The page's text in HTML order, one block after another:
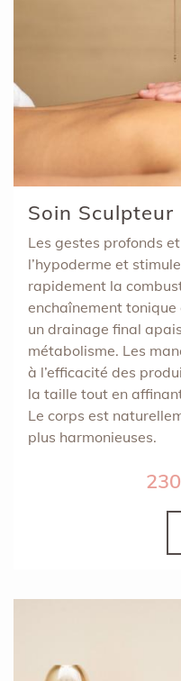
Soin
Les gestes profonds
l’hypoderme et
rapidement la
enchaînement
un drainage final
métabolisme. Les
à l’efficacité des
la taille tout en
Le corps est
plus harmonieuses.
230